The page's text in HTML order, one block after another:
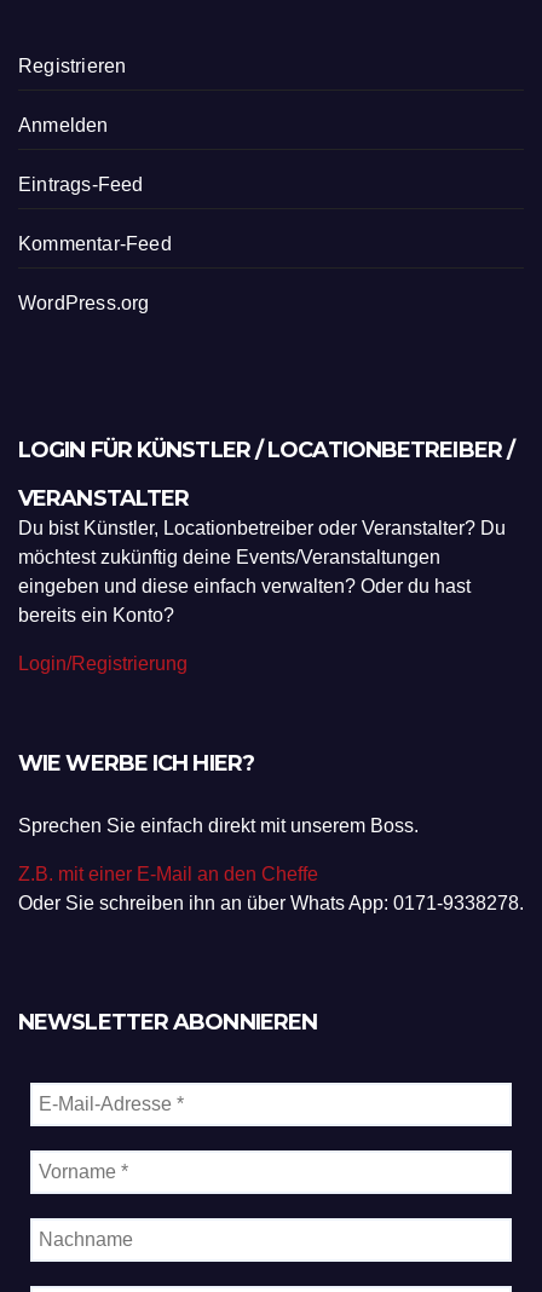
Registrieren
Anmelden
Eintrags-Feed
Kommentar-Feed
WordPress.org
LOGIN FÜR KÜNSTLER / LOCATIONBETREIBER /
VERANSTALTER
Du bist Künstler, Locationbetreiber oder Veranstalter? Du
möchtest zukünftig deine Events/Veranstaltungen
eingeben und diese einfach verwalten? Oder du hast
bereits ein Konto?
Login/Registrierung
WIE WERBE ICH HIER?
Sprechen Sie einfach direkt mit unserem Boss.
Z.B. mit einer E-Mail an den Cheffe
Oder Sie schreiben ihn an über Whats App: 0171-9338278.
NEWSLETTER ABONNIEREN